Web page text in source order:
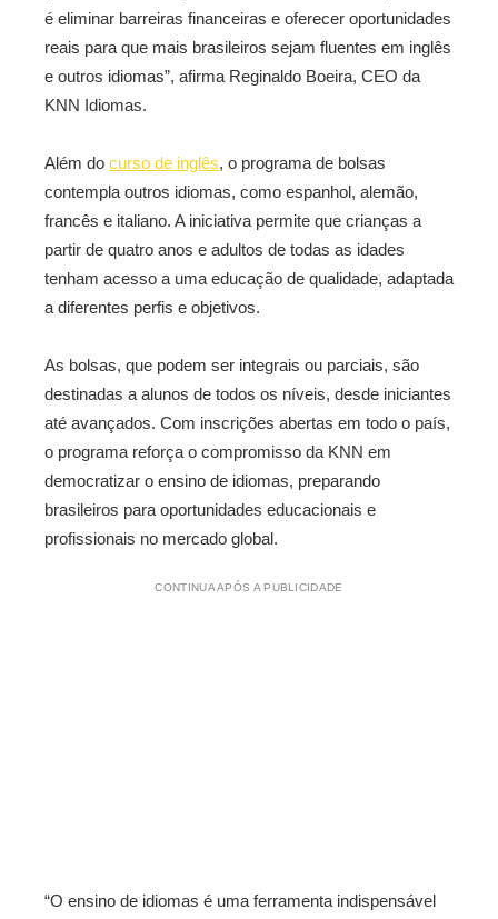
é eliminar barreiras financeiras e oferecer oportunidades
reais para que mais brasileiros sejam fluentes em inglês
e outros idiomas”, afirma Reginaldo Boeira, CEO da
KNN Idiomas.
Além do curso de inglês, o programa de bolsas
contempla outros idiomas, como espanhol, alemão,
francês e italiano. A iniciativa permite que crianças a
partir de quatro anos e adultos de todas as idades
tenham acesso a uma educação de qualidade, adaptada
a diferentes perfis e objetivos.
As bolsas, que podem ser integrais ou parciais, são
destinadas a alunos de todos os níveis, desde iniciantes
até avançados. Com inscrições abertas em todo o país,
o programa reforça o compromisso da KNN em
democratizar o ensino de idiomas, preparando
brasileiros para oportunidades educacionais e
profissionais no mercado global.
CONTINUA APÓS A PUBLICIDADE
“O ensino de idiomas é uma ferramenta indispensável